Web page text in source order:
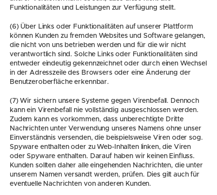
Funktionalitäten und Leistungen zur Verfügung stellt.
(6) Über Links oder Funktionalitäten auf unserer Plattform
können Kunden zu fremden Websites und Software gelangen,
die nicht von uns betrieben werden und für die wir nicht
verantwortlich sind. Solche Links oder Funktionalitäten sind
entweder eindeutig gekennzeichnet oder durch einen Wechsel
in der Adresszeile des Browsers oder eine Änderung der
Benutzeroberfläche erkennbar.
(7) Wir sichern unsere Systeme gegen Virenbefall. Dennoch
kann ein Virenbefall nie vollständig ausgeschlossen werden.
Zudem kann es vorkommen, dass unberechtigte Dritte
Nachrichten unter Verwendung unseres Namens ohne unser
Einverständnis versenden, die beispielsweise Viren oder sog.
Spyware enthalten oder zu Web-Inhalten linken, die Viren
oder Spyware enthalten. Darauf haben wir keinen Einfluss.
Kunden sollten daher alle eingehenden Nachrichten, die unter
unserem Namen versandt werden, prüfen. Dies gilt auch für
eventuelle Nachrichten von anderen Kunden.